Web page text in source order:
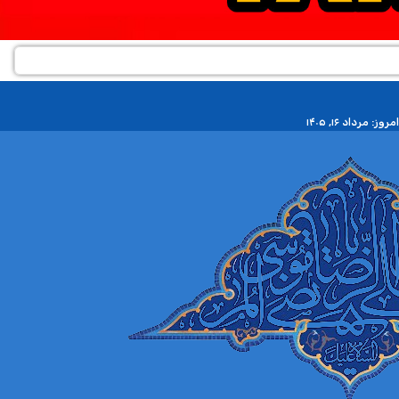
امروز: مرداد ۱۶, ۱۴۰۵